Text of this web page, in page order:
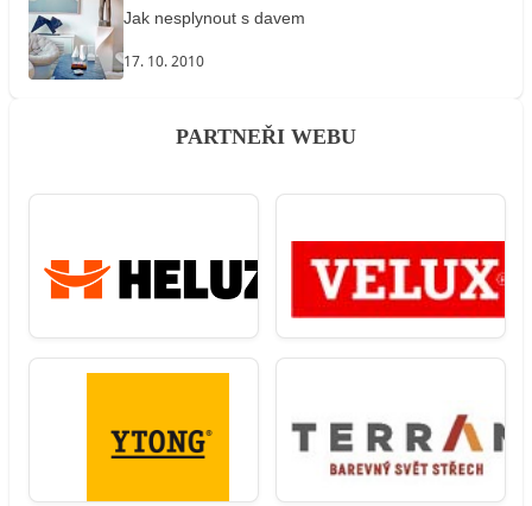
Jak nesplynout s davem
17. 10. 2010
PARTNEŘI WEBU